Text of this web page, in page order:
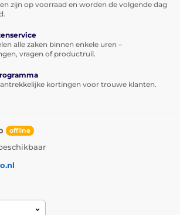
zijn op voorraad en worden de volgende dag
alle zaken binnen enkele uren –
vragen of productruil.
kortingen voor trouwe klanten.
offline